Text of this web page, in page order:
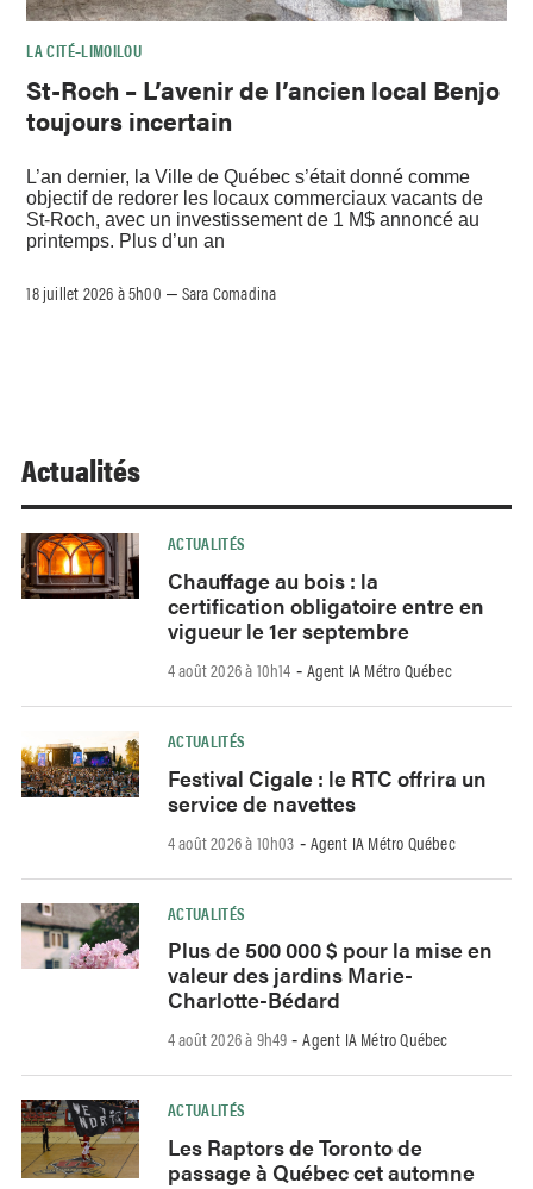
LA CITÉ–LIMOILOU
St-Roch – L’avenir de l’ancien local Benjo
toujours incertain
L’an dernier, la Ville de Québec s’était donné comme
objectif de redorer les locaux commerciaux vacants de
St-Roch, avec un investissement de 1 M$ annoncé au
printemps. Plus d’un an
18 juillet 2026 à 5h00 – Sara Comadina
Actualités
ACTUALITÉS
Chauffage au bois : la
certification obligatoire entre en
vigueur le 1er septembre
4 août 2026 à 10h14 - Agent IA Métro Québec
ACTUALITÉS
Festival Cigale : le RTC offrira un
service de navettes
4 août 2026 à 10h03 - Agent IA Métro Québec
ACTUALITÉS
Plus de 500 000 $ pour la mise en
valeur des jardins Marie-
Charlotte-Bédard
4 août 2026 à 9h49 -Agent IA Métro Québec
ACTUALITÉS
Les Raptors de Toronto de
passage à Québec cet automne